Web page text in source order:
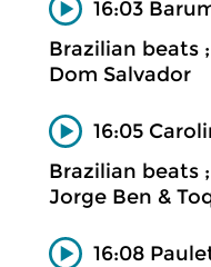
16:03
Brazilian beats ;
Dom Salvador
16:05
Brazilian beats ;
Jorge Ben &
16:08